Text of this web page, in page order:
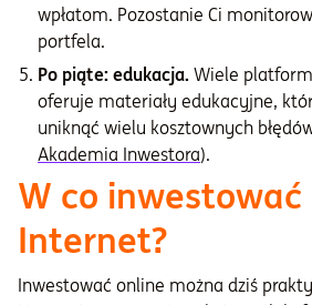
wpłatom. Pozostanie Ci
portfela.
Po piąte: edukacja. Wiele
oferuje materiały edukacyjne,
uniknąć wielu kosztownych
Akademia Inwestora).
W co inwestować
Internet?
Inwestować online można dziś